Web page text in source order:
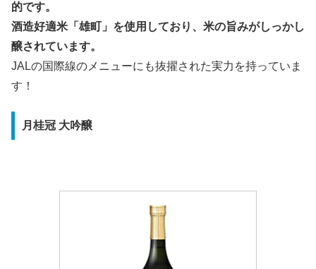
的です。
酒造好適米「雄町」を使用しており、米の旨みがしっかし
醸されています。
JALの国際線のメニューにも抜擢された実力を持っていま
す！
月桂冠 大吟醸